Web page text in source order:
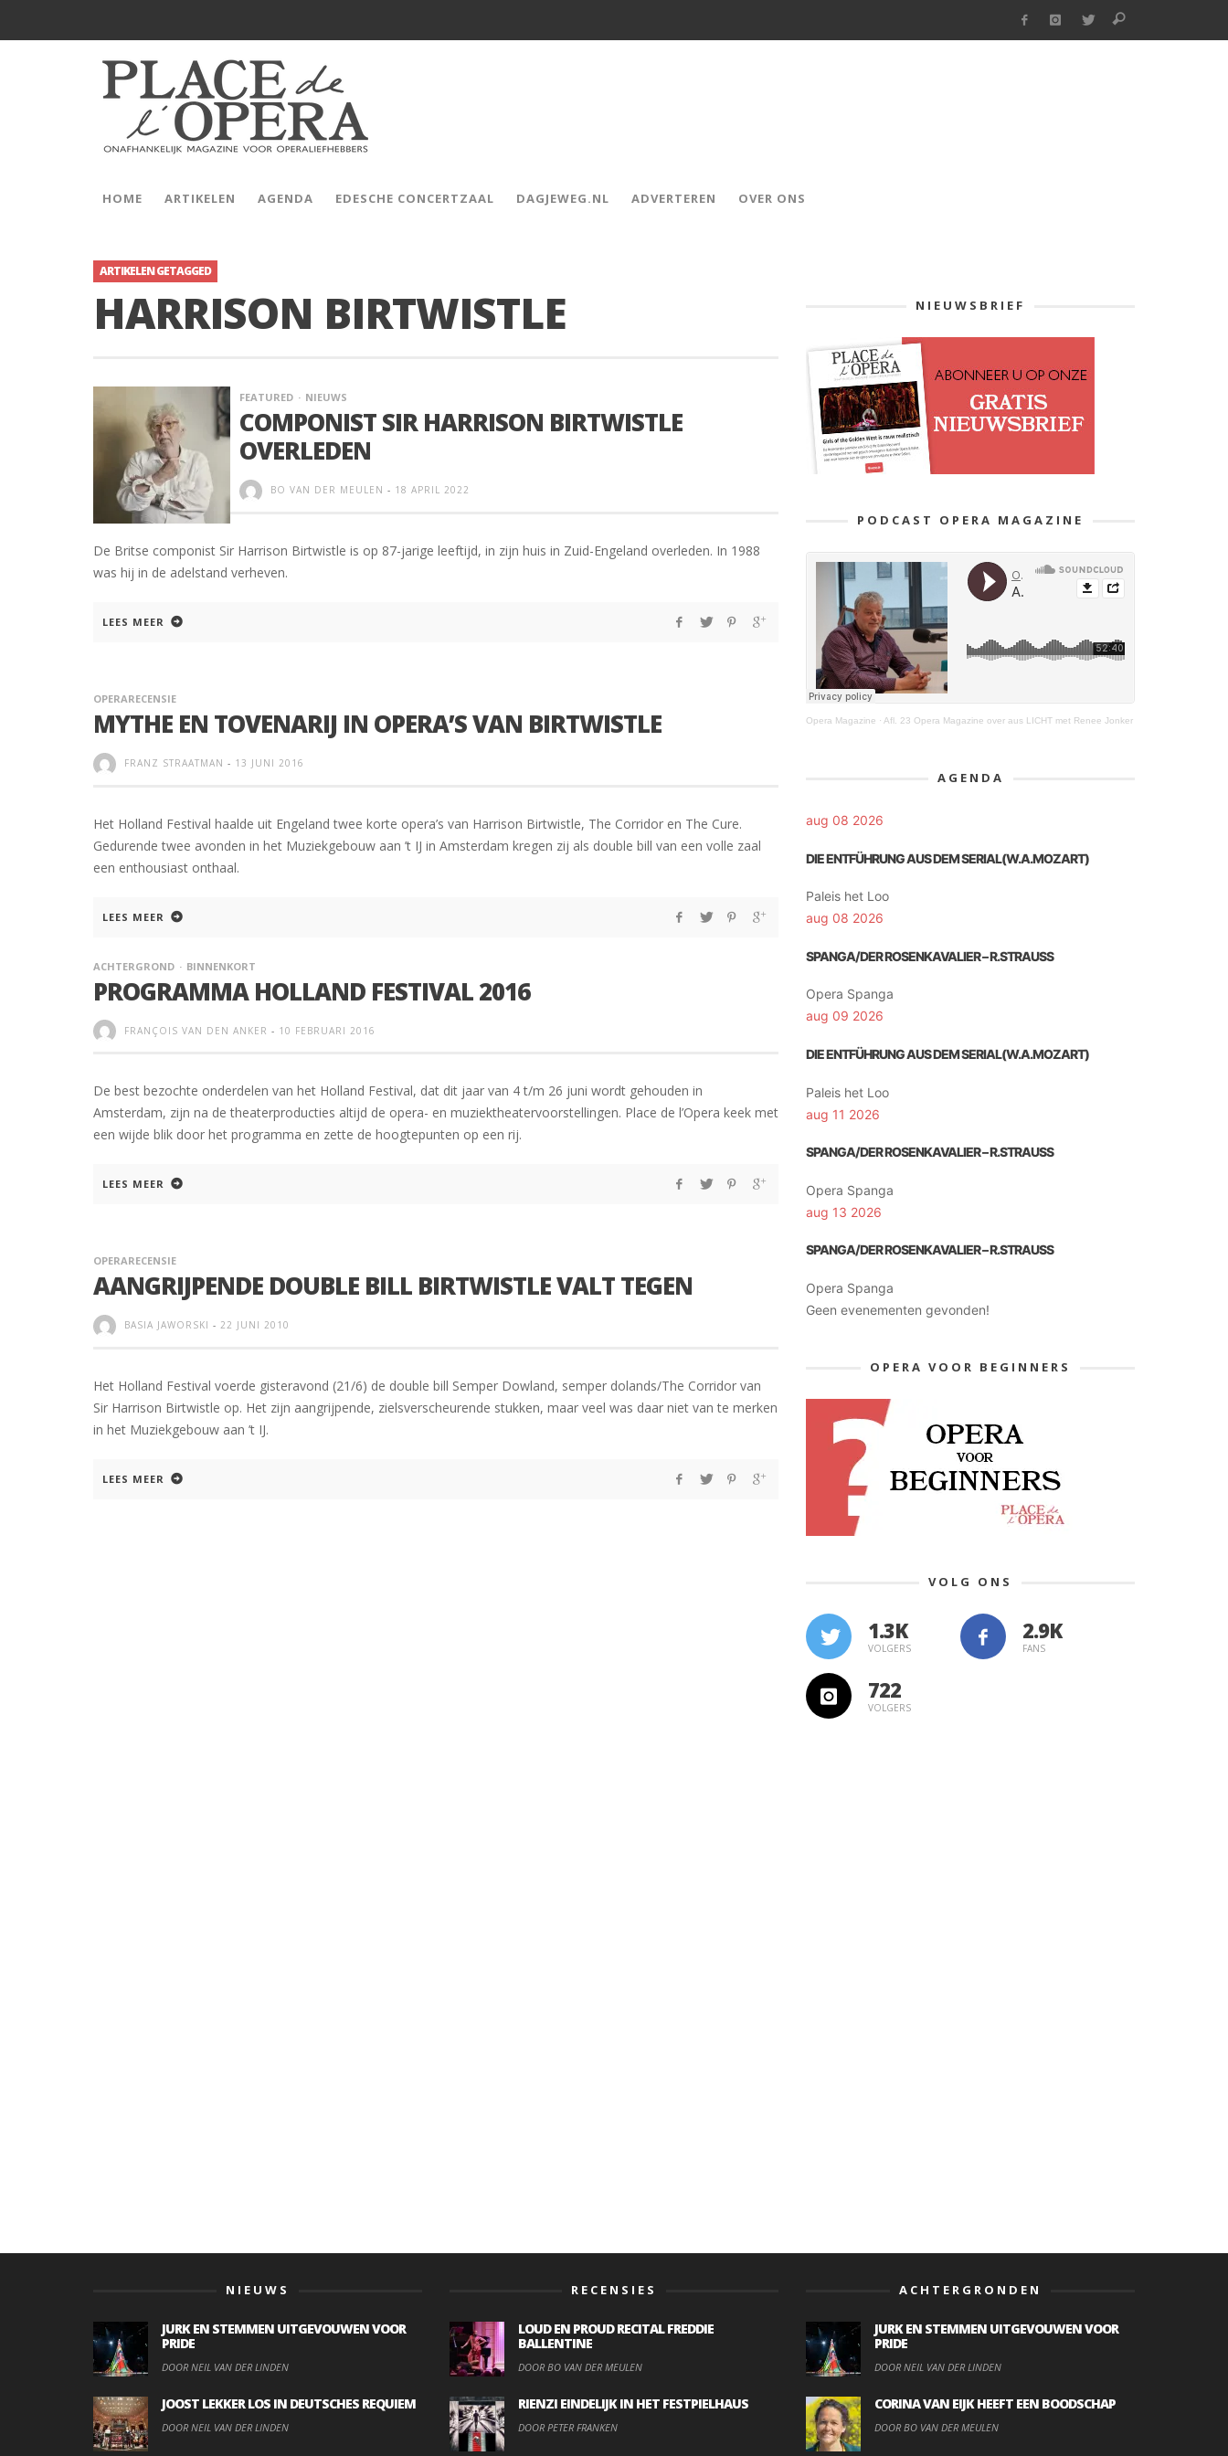
HOME ARTIKELEN AGENDA EDESCHE CONCERTZAAL DAGJEWEG.NL ADVERTEREN OVER ONS
ARTIKELEN GETAGGED
HARRISON BIRTWISTLE
FEATURED NIEUWS
COMPONIST SIR HARRISON BIRTWISTLE
OVERLEDEN
BO VAN DER MEULEN - 18 APRIL 2022
De Britse componist Sir Harrison Birtwistle is op 87-jarige leeftijd, in zijn huis in Zuid-Engeland overleden. In 1988
was hij in de adelstand verheven.
LEES MEER
OPERARECENSIE
MYTHE EN TOVENARIJ IN OPERA’S VAN BIRTWISTLE
FRANZ STRAATMAN - 13 JUNI 2016
Het Holland Festival haalde uit Engeland twee korte opera’s van Harrison Birtwistle, The Corridor en The Cure.
Gedurende twee avonden in het Muziekgebouw aan ’t IJ in Amsterdam kregen zij als double bill van een volle zaal
een enthousiast onthaal.
LEES MEER
ACHTERGROND BINNENKORT
PROGRAMMA HOLLAND FESTIVAL 2016
FRANÇOIS VAN DEN ANKER - 10 FEBRUARI 2016
De best bezochte onderdelen van het Holland Festival, dat dit jaar van 4 t/m 26 juni wordt gehouden in
Amsterdam, zijn na de theaterproducties altijd de opera- en muziektheatervoorstellingen. Place de l’Opera keek met
een wijde blik door het programma en zette de hoogtepunten op een rij.
LEES MEER
OPERARECENSIE
AANGRIJPENDE DOUBLE BILL BIRTWISTLE VALT TEGEN
BASIA JAWORSKI - 22 JUNI 2010
Het Holland Festival voerde gisteravond (21/6) de double bill Semper Dowland, semper dolands/The Corridor van
Sir Harrison Birtwistle op. Het zijn aangrijpende, zielsverscheurende stukken, maar veel was daar niet van te merken
in het Muziekgebouw aan ’t IJ.
LEES MEER
NIEUWSBRIEF
PODCAST OPERA MAGAZINE
Opera Magazine · Afl. 23 Opera Magazine over aus LICHT met Renee Jonker
AGENDA
aug 08 2026
DIE ENTFÜHRUNG AUS DEM SERIAL(W.A.MOZART)
Paleis het Loo
aug 08 2026
SPANGA/DER ROSENKAVALIER – R.STRAUSS
Opera Spanga
aug 09 2026
DIE ENTFÜHRUNG AUS DEM SERIAL(W.A.MOZART)
Paleis het Loo
aug 11 2026
SPANGA/DER ROSENKAVALIER – R.STRAUSS
Opera Spanga
aug 13 2026
SPANGA/DER ROSENKAVALIER – R.STRAUSS
Opera Spanga
Geen evenementen gevonden!
OPERA VOOR BEGINNERS
VOLG ONS
1.3K
VOLGERS FANS
722
VOLGERS
NIEUWS
JURK EN STEMMEN UITGEVOUWEN VOOR
PRIDE
DOOR NEIL VAN DER LINDEN
JOOST LEKKER LOS IN DEUTSCHES REQUIEM
DOOR NEIL VAN DER LINDEN
RECENSIES
LOUD EN PROUD RECITAL FREDDIE
BALLENTINE
DOOR BO VAN DER MEULEN
RIENZI EINDELIJK IN HET FESTPIELHAUS
DOOR PETER FRANKEN
ACHTERGRONDEN
JURK EN STEMMEN UITGEVOUWEN VOOR
PRIDE
DOOR NEIL VAN DER LINDEN
CORINA VAN EIJK HEEFT EEN BOODSCHAP
DOOR BO VAN DER MEULEN